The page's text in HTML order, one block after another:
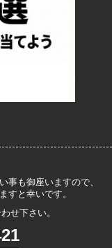
事も御座いますので、
すと幸いです。
せ下さい。